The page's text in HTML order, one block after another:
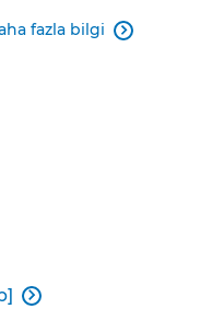
fazla bilgi 
